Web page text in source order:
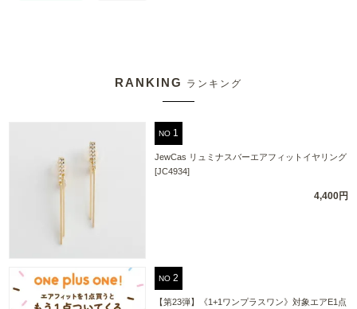
RANKING ランキング
NO
JewCas リュミナスバーエアフィットイヤリング
[JC4934]
4,400円
NO
【第23弾】《1+1ワンプラスワン》対象エアE1点